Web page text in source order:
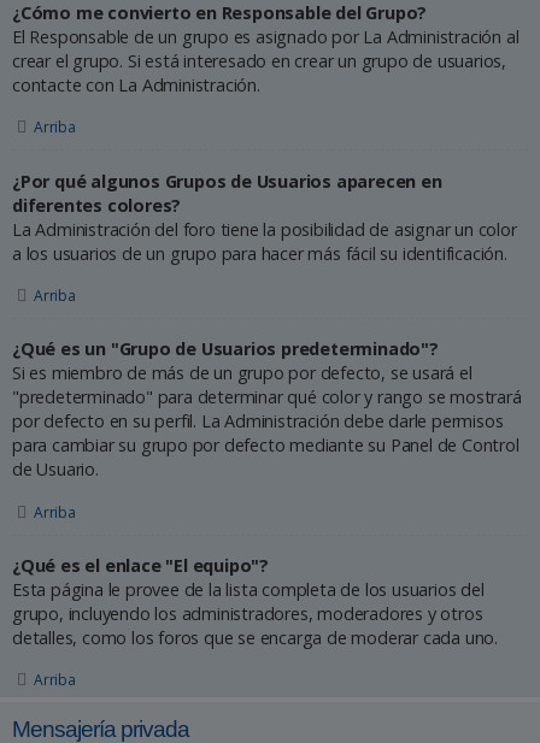
¿Cómo me convierto en Responsable del Grupo?
El Responsable de un grupo es asignado por La Administración al
crear el grupo. Si está interesado en crear un grupo de usuarios,
contacte con La Administración.
Arriba
¿Por qué algunos Grupos de Usuarios aparecen en
diferentes colores?
La Administración del foro tiene la posibilidad de asignar un color
a los usuarios de un grupo para hacer más fácil su identificación.
Arriba
¿Qué es un "Grupo de Usuarios predeterminado"?
Si es miembro de más de un grupo por defecto, se usará el
"predeterminado" para determinar qué color y rango se mostrará
por defecto en su perfil. La Administración debe darle permisos
para cambiar su grupo por defecto mediante su Panel de Control
de Usuario.
Arriba
¿Qué es el enlace "El equipo"?
Esta página le provee de la lista completa de los usuarios del
grupo, incluyendo los administradores, moderadores y otros
detalles, como los foros que se encarga de moderar cada uno.
Arriba
Mensajería privada